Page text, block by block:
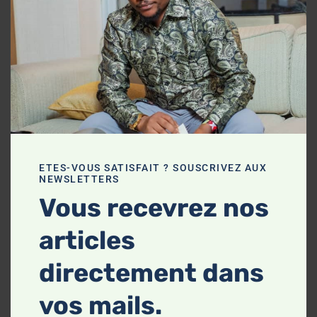
la guerre aux tracasseries et aux
taxes illégales À l’occasion de ses
vacances parlementaires, le
député national élu du territoire
d’Isangi, l’honorable Trésor
Limengo Ikolonga, a fait le choix
de retourner auprès de sa
population, confirmant ainsi…
Continue
ETES-VOUS SATISFAIT ? SOUSCRIVEZ AUX
NEWSLETTERS
Vous recevrez nos
articles
directement dans
vos mails.